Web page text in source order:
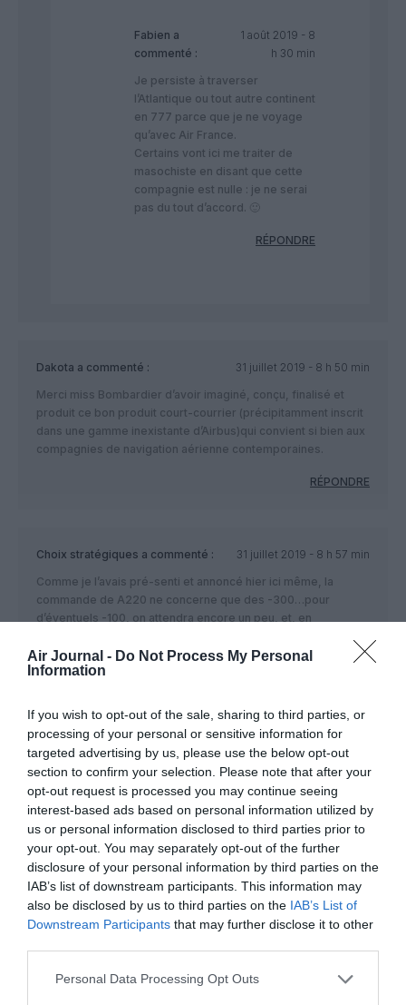
Air Journal - Do Not Process My Personal
Information
If you wish to opt-out of the sale, sharing to third parties, or
processing of your personal or sensitive information for
targeted advertising by us, please use the below opt-out
section to confirm your selection. Please note that after your
opt-out request is processed you may continue seeing
interest-based ads based on personal information utilized by
us or personal information disclosed to third parties prior to
your opt-out. You may separately opt-out of the further
disclosure of your personal information by third parties on the
IAB’s list of downstream participants. This information may
also be disclosed by us to third parties on the IAB’s List of
Downstream Participants that may further disclose it to other
Personal Data Processing Opt Outs
Fabien a
commenté :
1 août 2019 - 8
h 30 min
Je persiste à traverser
l’Atlantique ou tout autre continent
en 777 parce que je ne voyage
qu’avec Air France.
Certains vont ici me traiter de
masochiste en disant que cette
compagnie est nulle : je ne serai
pas du tout d’accord. 🙂
RÉPONDRE
Dakota a commenté :
31 juillet 2019 - 8 h 50 min
Merci miss Bombardier d’avoir imaginé, conçu, finalisé et
produit ce bon produit court-courrier (précipitamment inscrit
dans une gamme inexistante d’Airbus)qui convient si bien aux
compagnies de navigation aérienne contemporaines.
RÉPONDRE
Choix stratégiques a commenté :
31 juillet 2019 - 8 h 57 min
Comme je l’avais pré-senti et annoncé hier ici même, la
commande de A220 ne concerne que des -300…pour
d’éventuels -100, on attendra encore un peu, et, en
de savoir ce qu’il adviendra de HOP: de mon point de vue, je
crois que Ben Smith veut sortir totalement AF de toutes les
financièrement des avions de plus de 100 places. Je pense
donc qu’il fera de AF le seul exploitant-employeur de tels
modules, qu’il regroupera dans HOP tout ce qui est plus petit
et qu’il sortira totalement financièrement de HOP par la vente
de cette compagnie et l’abandon par AF de nombreuses
petites lignes: on pourrait voir renaitre en France une ou
plusieurs petites compagnies locales centrées sur telle ou
telle ville…(La question de leur survie ensuite est une autre
histoire!)
Au delà des A220°-300 question capacités de transport, AF
est bien dotée de 320ceo pour beaucoup encore très jeunes
et donc pouvant servir encore longtemps.Il n’y a je pense
aucun achat massif de A320neo à attendre.
d’un “downsizing” et les remplace par des 320ceo: comme